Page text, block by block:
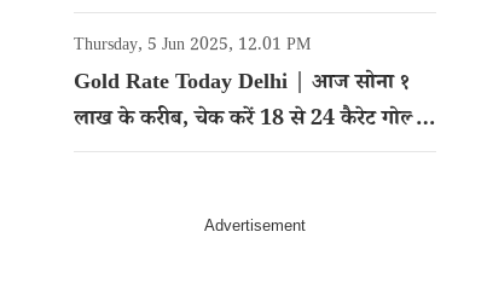
गोल्ड का रेट
Thursday, 5 Jun 2025, 12.01 PM
Gold Rate Today Delhi | आज सोना १
लाख के करीब, चेक करें 18 से 24 कैरेट गोल्ड
का रेट